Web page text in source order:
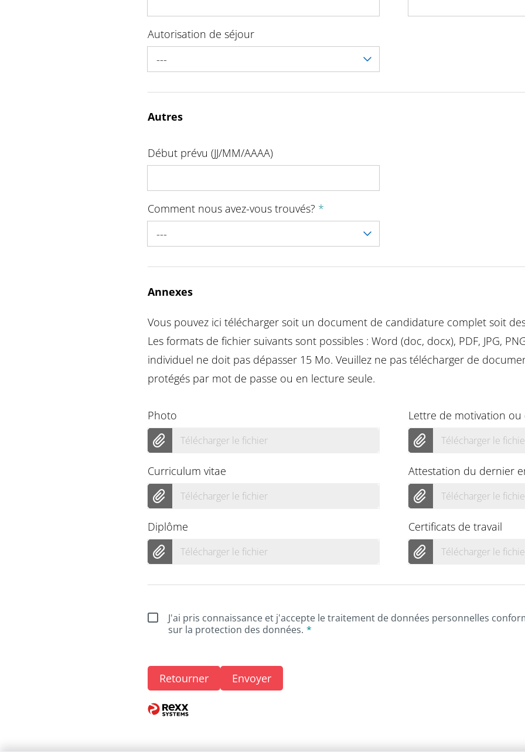
Autorisation de séjour
---
Autres
Début prévu (JJ/MM/AAAA)
Comment nous avez-vous trouvés? *
---
Annexes
Vous pouvez ici télécharger soit un document de candidature complet soit
Les formats de fichier suivants sont possibles : Word (doc, docx), PDF, JPG,
individuel ne doit pas dépasser 15 Mo. Veuillez ne pas télécharger de
protégés par mot de passe ou en lecture seule.
Photo
Télécharger le fichier
Lettre de motivation
Télécharger le
Curriculum vitae
Télécharger le fichier
Attestation du dernier
Télécharger le
Diplôme
Télécharger le fichier
Certificats de travail
Télécharger le
J'ai pris connaissance et j'accepte le traitement de données personnelles
sur la protection des données.
Retourner Envoyer